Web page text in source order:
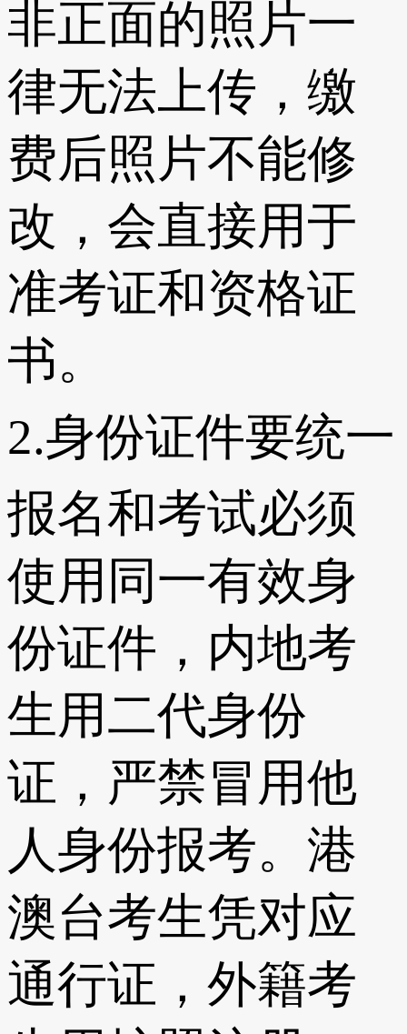
非正面的照片一
律无法上传，缴
费后照片不能修
改，会直接用于
准考证和资格证
书。
2.身份证件要统一
报名和考试必须
使用同一有效身
份证件，内地考
生用二代身份
证，严禁冒用他
人身份报考。港
澳台考生凭对应
通行证，外籍考